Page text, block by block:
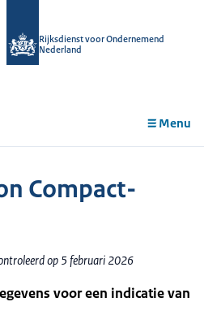
Rijksdienst voor Ondernemend
Nederland
Menu
Compact-
op 5 februari 2026
voor een indicatie van